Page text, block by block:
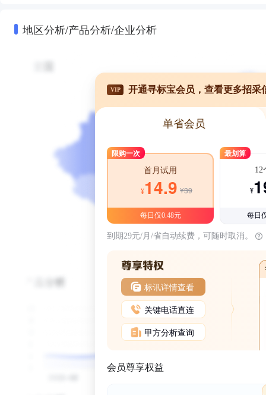
地区分析/产品分析/企业分析
VIP 开通寻标宝会员，查看更多招采
单省会员
限购一次
首月试用
¥14.9 ¥39
每日仅0.48元
最划算
12
¥
每日
到期29元/月/省自动续费，可随时取消。
标讯详情查看
关键电话直连
甲方分析查询
会员尊享权益